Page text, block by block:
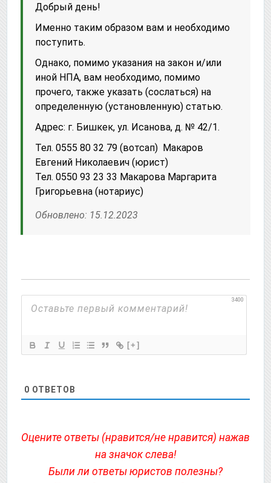
Добрый день!
Именно таким образом вам и необходимо
поступить.
Однако, помимо указания на закон и/или
иной НПА, вам необходимо, помимо
прочего, также указать (сослаться) на
определенную (установленную) статью.
Адрес: г. Бишкек, ул. Исанова, д. № 42/1.
Тел. 0555 80 32 79 (вотсап) Макаров
Евгений Николаевич (юрист)
Тел. 0550 93 23 33 Макарова Маргарита
Григорьевна (нотариус)
Обновлено: 15.12.2023
3400
[+]
0 ОТВЕТОВ
Оцените ответы (нравится/не нравится) нажав
на значок слева!
Были ли ответы юристов полезны?